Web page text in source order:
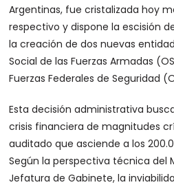
Argentinas, fue cristalizada hoy
respectivo y dispone la escisión
la creación de dos nuevas
Social de las Fuerzas Armadas
Fuerzas Federales de Seguridad
Esta decisión administrativa
crisis financiera de magnitudes
auditado que asciende a los
Según la perspectiva técnica del
Jefatura de Gabinete, la